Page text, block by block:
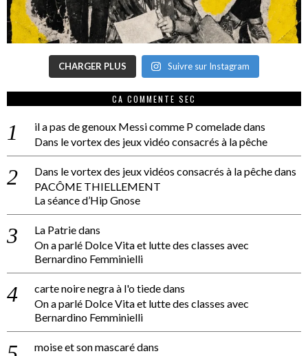
CHARGER PLUS Suivre sur Instagram
CA COMMENTE SEC
il a pas de genoux Messi comme P comeladedans
Dans le vortex des jeux vidéo consacrés à la pêche
Dans le vortex des jeux vidéos consacrés à la pêchedans
PACÔME THIELLEMENT
La séance d’Hip Gnose
La Patriedans
On a parlé Dolce Vita et lutte des classes avec
Bernardino Femminielli
carte noire negra à l'o tiededans
On a parlé Dolce Vita et lutte des classes avec
Bernardino Femminielli
moise et son mascarédans